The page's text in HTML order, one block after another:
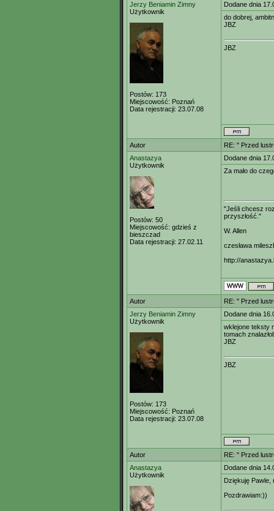
Jerzy Beniamin Zimny
Użytkownik
Postów: 173
Miejscowość: Poznań
Data rejestracji: 23.07.08
Dodane dnia
do dobrej,
JBZ
JBZ
Autor
RE: " Przed
Anastazya
Użytkownik
Postów: 50
Miejscowość: gdzieś z
bieszczad
Data rejestracji: 27.02.11
Dodane dnia
Za mało do
"Jeśli chcesz
przyszłość."
W. Allen
czesława
http://
Autor
RE: " Przed
Jerzy Beniamin Zimny
Użytkownik
Postów: 173
Miejscowość: Poznań
Data rejestracji: 23.07.08
Dodane dnia
wklejone teksty
tomach
JBZ
JBZ
Autor
RE: " Przed
Anastazya
Użytkownik
Dodane dnia
Dziękuję Pawle,
Pozdrawiam:))